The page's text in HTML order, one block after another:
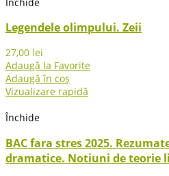
Legendele olimpului. Zeii
27,00 lei
Adaugă la Favorite
Adaugă în coș
Vizualizare rapidă
Închide
BAC fara stres 2025.
dramatice. Notiuni de teorie